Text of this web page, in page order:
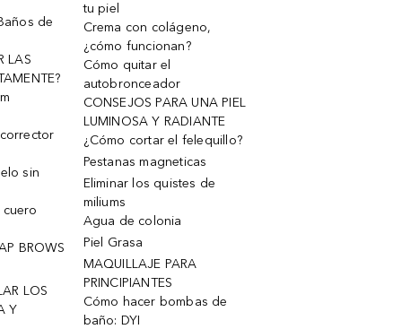
de
LAS
sin
cuero
BROWS
LOS
Y
tu piel
Crema con colágeno,
¿cómo funcionan?
Cómo quitar el
autobronceador
CONSEJOS PARA UNA PIEL
LUMINOSA Y RADIANTE
¿Cómo cortar el felequillo?
Pestanas magneticas
Eliminar los quistes de
miliums
Agua de colonia
Piel Grasa
MAQUILLAJE PARA
PRINCIPIANTES
Cómo hacer bombas de
baño: DYI